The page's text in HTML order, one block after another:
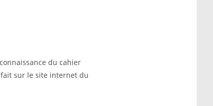
du cahier
sur le site internet du